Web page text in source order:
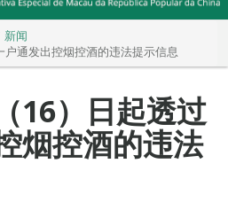
新闻
通发出控烟控酒的违法提示信息
16）日起透过
烟控酒的违法